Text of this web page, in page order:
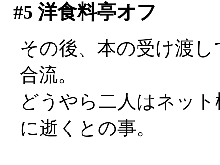
#5 洋食料亭オフ
その後、本の受け渡
合流。
どうやら二人はネッ
に逝くとの事。